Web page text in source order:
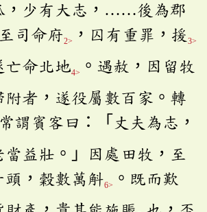
，少有大志，……後為郡
司命府2> ，囚有重罪，援 3>
亡命北地4>
。遇赦，因留牧
附者，遂役屬數百家。轉
謂賓客曰：「丈夫為志，
當益壯。」因處田牧，至
頭，穀數萬斛6>
。既而歎